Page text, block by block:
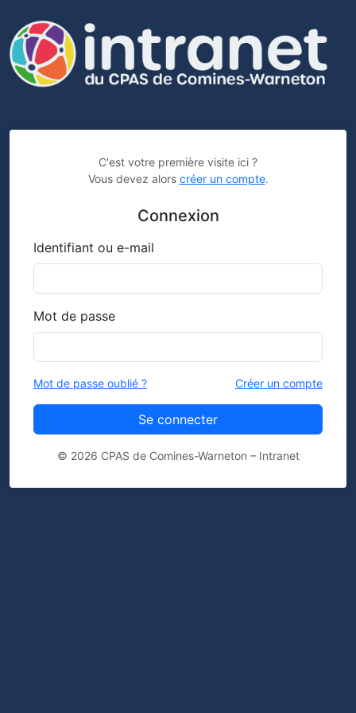
C'est votre première visite ici ?
Vous devez alors créer un compte.
Connexion
Identifiant ou e-mail
Mot de passe
Mot de passe oublié ? Créer un compte
Se connecter
© 2026 CPAS de Comines-Warneton – Intranet